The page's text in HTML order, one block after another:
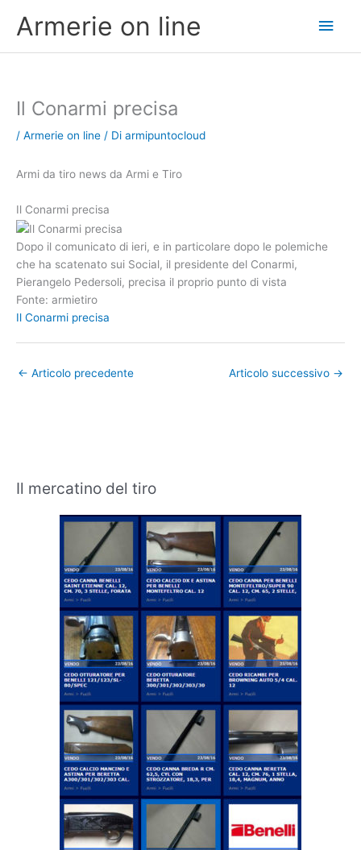
Armerie on line
Il Conarmi precisa
/ Armerie on line / Di armipuntocloud
Armi da tiro news da Armi e Tiro
Il Conarmi precisa
Dopo il comunicato di ieri, e in particolare dopo le polemiche
che ha scatenato sui Social, il presidente del Conarmi,
Pierangelo Pedersoli, precisa il proprio punto di vista
Fonte: armietiro
Il Conarmi precisa
← Articolo precedente Articolo successivo →
Il mercatino del tiro